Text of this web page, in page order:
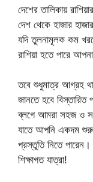
দেশের তালিকায়
দেশ থেকে হাজার
যদি তুলনামূলক কম
রাশিয়া হতে পারে
তবে শুধুমাত্র আগ্রহ
জানতে হবে
ব্লগে আমরা সহজ ও
যাতে আপনি একদম শুরু
প্রস্তুতি নিতে
শিক্ষাগত যাত্রা!